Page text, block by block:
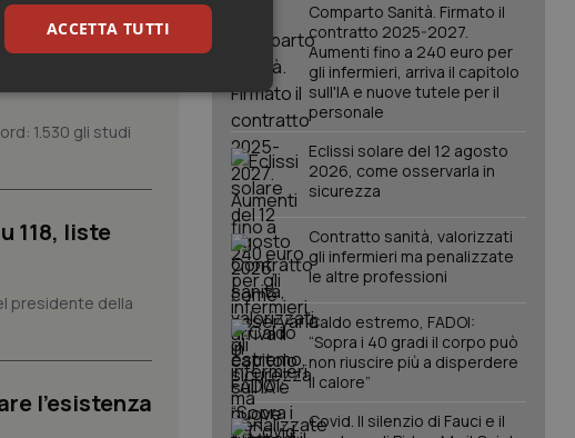
studi, il
1.530 gli studi
118, liste
presidente della
l’esistenza
Comparto Sanità. Firmato il
contratto 2025-2027.
Aumenti fino a 240 euro per
gli infermieri, arriva il capitolo
sull'IA e nuove tutele per il
personale
Eclissi solare del 12 agosto
2026, come osservarla in
sicurezza
Contratto sanità, valorizzati
gli infermieri ma penalizzate
le altre professioni
Caldo estremo, FADOI:
“Sopra i 40 gradi il corpo può
non riuscire più a disperdere
il calore”
Covid. Il silenzio di Fauci e il
ACCETTA TUTTI
Marketing
la navigazione sulle pagine
questi cookie.
privacy dell'utente per la loro
Registra i dati sul consenso